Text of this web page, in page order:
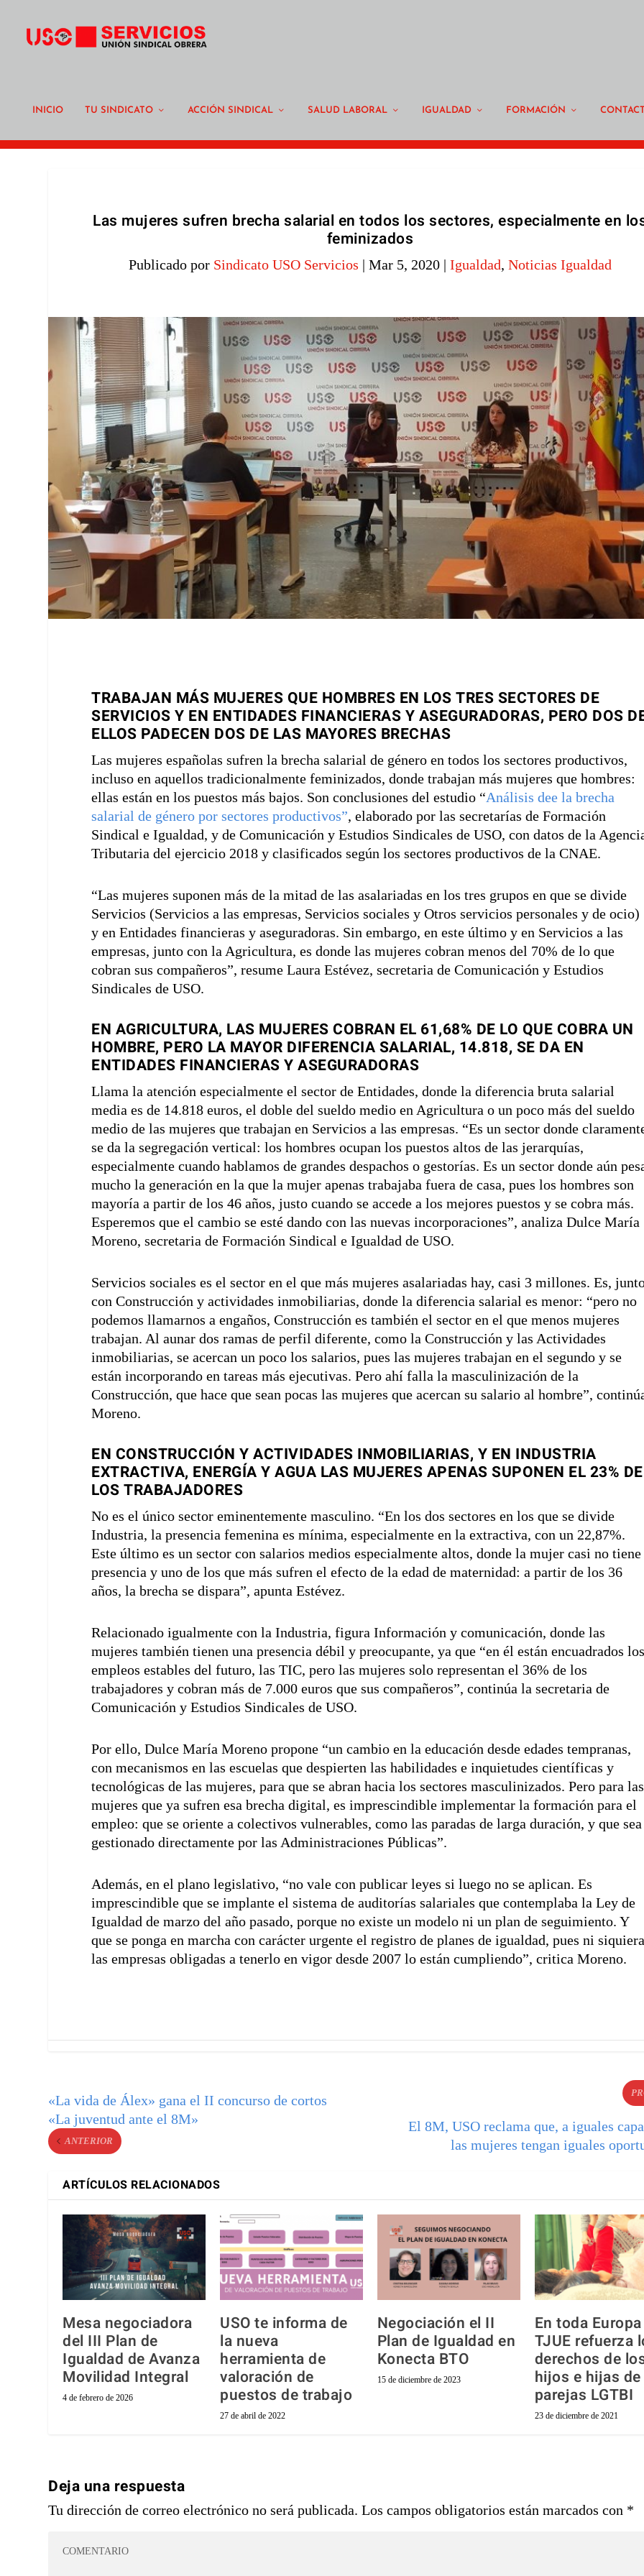
INICIO TU SINDICATO ACCIÓN SINDICAL SALUD LABORAL IGUALDAD FORMACIÓN
Las mujeres sufren brecha salarial en todos los sectores, especialmente en
feminizados
Publicado por Sindicato USO Servicios | Mar 5, 2020| Igualdad, Noticias Igualdad
TRABAJAN MÁS MUJERES QUE HOMBRES EN LOS TRES SECTORES DE
SERVICIOS Y EN ENTIDADES FINANCIERAS Y ASEGURADORAS, PERO DOS
ELLOS PADECEN DOS DE LAS MAYORES BRECHAS
Las mujeres españolas sufren la brecha salarial de género en todos los sectores productivos,
incluso en aquellos tradicionalmente feminizados, donde trabajan más mujeres que hombres:
ellas están en los puestos más bajos. Son conclusiones del estudio “Análisis dee la brecha
salarial de género por sectores productivos”, elaborado por las secretarías de Formación
Sindical e Igualdad, y de Comunicación y Estudios Sindicales de USO, con datos de la
Tributaria del ejercicio 2018 y clasificados según los sectores productivos de la CNAE.
“Las mujeres suponen más de la mitad de las asalariadas en los tres grupos en que se divide
Servicios (Servicios a las empresas, Servicios sociales y Otros servicios personales y de ocio)
y en Entidades financieras y aseguradoras. Sin embargo, en este último y en Servicios a las
empresas, junto con la Agricultura, es donde las mujeres cobran menos del 70% de lo que
cobran sus compañeros”, resume Laura Estévez, secretaria de Comunicación y Estudios
Sindicales de USO.
EN AGRICULTURA, LAS MUJERES COBRAN EL 61,68% DE LO QUE COBRA UN
HOMBRE, PERO LA MAYOR DIFERENCIA SALARIAL, 14.818, SE DA EN
ENTIDADES FINANCIERAS Y ASEGURADORAS
Llama la atención especialmente el sector de Entidades, donde la diferencia bruta salarial
media es de 14.818 euros, el doble del sueldo medio en Agricultura o un poco más del sueldo
medio de las mujeres que trabajan en Servicios a las empresas. “Es un sector donde
se da la segregación vertical: los hombres ocupan los puestos altos de las jerarquías,
especialmente cuando hablamos de grandes despachos o gestorías. Es un sector donde aún
mucho la generación en la que la mujer apenas trabajaba fuera de casa, pues los hombres son
mayoría a partir de los 46 años, justo cuando se accede a los mejores puestos y se cobra más.
Esperemos que el cambio se esté dando con las nuevas incorporaciones”, analiza Dulce María
Moreno, secretaria de Formación Sindical e Igualdad de USO.
Servicios sociales es el sector en el que más mujeres asalariadas hay, casi 3 millones. Es,
con Construcción y actividades inmobiliarias, donde la diferencia salarial es menor: “pero no
podemos llamarnos a engaños, Construcción es también el sector en el que menos mujeres
trabajan. Al aunar dos ramas de perfil diferente, como la Construcción y las Actividades
inmobiliarias, se acercan un poco los salarios, pues las mujeres trabajan en el segundo y se
están incorporando en tareas más ejecutivas. Pero ahí falla la masculinización de la
Construcción, que hace que sean pocas las mujeres que acercan su salario al hombre”,
Moreno.
EN CONSTRUCCIÓN Y ACTIVIDADES INMOBILIARIAS, Y EN INDUSTRIA
EXTRACTIVA, ENERGÍA Y AGUA LAS MUJERES APENAS SUPONEN EL 23% DE
LOS TRABAJADORES
No es el único sector eminentemente masculino. “En los dos sectores en los que se divide
Industria, la presencia femenina es mínima, especialmente en la extractiva, con un 22,87%.
Este último es un sector con salarios medios especialmente altos, donde la mujer casi no tiene
presencia y uno de los que más sufren el efecto de la edad de maternidad: a partir de los 36
años, la brecha se dispara”, apunta Estévez.
Relacionado igualmente con la Industria, figura Información y comunicación, donde las
mujeres también tienen una presencia débil y preocupante, ya que “en él están encuadrados
empleos estables del futuro, las TIC, pero las mujeres solo representan el 36% de los
trabajadores y cobran más de 7.000 euros que sus compañeros”, continúa la secretaria de
Comunicación y Estudios Sindicales de USO.
Por ello, Dulce María Moreno propone “un cambio en la educación desde edades tempranas,
con mecanismos en las escuelas que despierten las habilidades e inquietudes científicas y
tecnológicas de las mujeres, para que se abran hacia los sectores masculinizados. Pero para las
mujeres que ya sufren esa brecha digital, es imprescindible implementar la formación para el
empleo: que se oriente a colectivos vulnerables, como las paradas de larga duración, y que sea
gestionado directamente por las Administraciones Públicas”.
Además, en el plano legislativo, “no vale con publicar leyes si luego no se aplican. Es
imprescindible que se implante el sistema de auditorías salariales que contemplaba la Ley de
Igualdad de marzo del año pasado, porque no existe un modelo ni un plan de seguimiento. Y
que se ponga en marcha con carácter urgente el registro de planes de igualdad, pues ni
las empresas obligadas a tenerlo en vigor desde 2007 lo están cumpliendo”, critica Moreno.
«La vida de Álex» gana el II concurso de cortos
«La juventud ante el 8M»
ANTERIOR
El 8M, USO reclama que, a iguales
las mujeres tengan iguales
ARTÍCULOS RELACIONADOS
Mesa negociadora
del III Plan de
Igualdad de Avanza
Movilidad Integral
4 de febrero de 2026
USO te informa de
la nueva
herramienta de
valoración de
puestos de trabajo
27 de abril de 2022
Negociación el II
Plan de Igualdad en
Konecta BTO
15 de diciembre de 2023
En toda
TJUE refuerza
derechos de
hijos e hijas de
parejas LGTBI
23 de diciembre de 2021
Deja una respuesta
Tu dirección de correo electrónico no será publicada. Los campos obligatorios están marcados con *